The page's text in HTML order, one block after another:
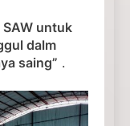
untuk
dalm
saing” .